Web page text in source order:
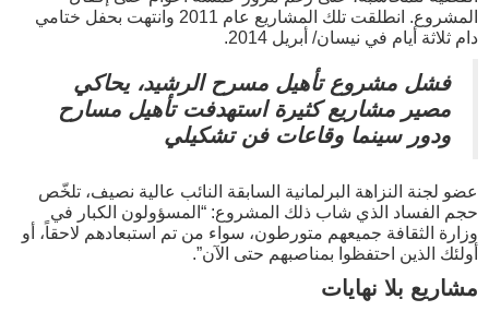
المشروع. انطلقت تلك المشاريع عام 2011 وانتهت بحفل ختامي
دام ثلاثة أيام في نيسان/ أبريل 2014.
فشل مشروع تأهيل مسرح الرشيد، يحاكي
مصير مشاريع كثيرة استهدفت تأهيل مسارح
ودور سينما وقاعات فن تشكيلي
عضو لجنة النزاهة البرلمانية السابقة النائب عالية نصيف، تلخّص
حجم الفساد الذي شاب ذلك المشروع: “المسؤولون الكبار في
وزارة الثقافة جميعهم متورطون، سواء من تم استبعادهم لاحقاً، أو
أولئك الذين احتفظوا بمناصبهم حتى الآن”.
مشاريع بلا نهايات